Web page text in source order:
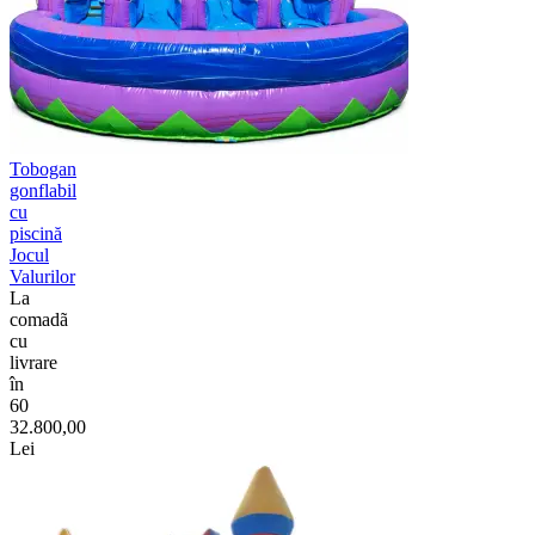
Tobogan
gonflabil
cu
piscină
Jocul
Valurilor
La
comadã
cu
livrare
în
60
32.800,00
Lei